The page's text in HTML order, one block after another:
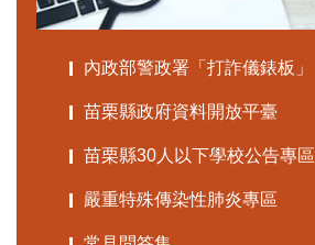
內政部警政署「打詐儀錶板」
苗栗縣政府資料開放平臺
苗栗縣30人以下學校公告專區
嚴重特殊傳染性肺炎專區